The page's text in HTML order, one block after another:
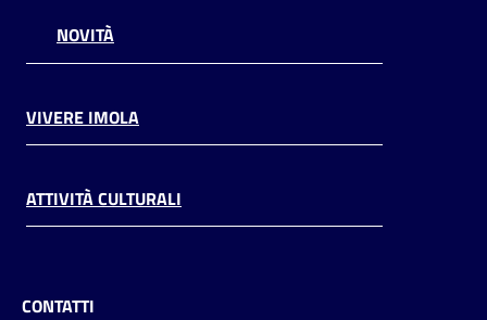
NOVITÀ
VIVERE IMOLA
ATTIVITÀ CULTURALI
CONTATTI